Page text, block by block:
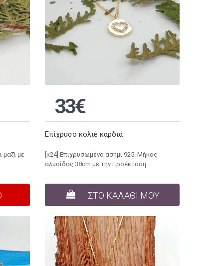
μαζί με
33€
Επίχρυσο κολιέ καρδιά
[κ24] Επιχρυσωμένο ασήμι 925. Μήκος
αλυσίδας 38cm με την προέκταση...
ΣΤΟ ΚΑΛΑΘΙ ΜΟΥ